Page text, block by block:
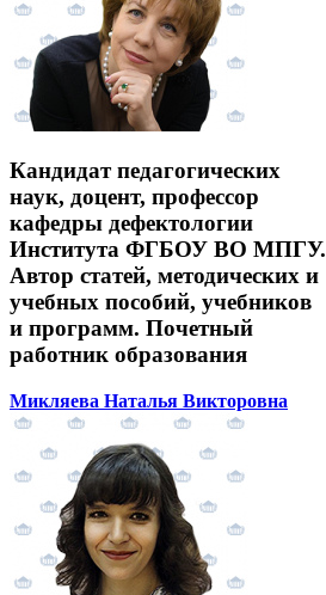
Кандидат педагогических
наук, доцент, профессор
кафедры дефектологии
Института ФГБОУ ВО МПГУ.
Автор статей, методических и
учебных пособий, учебников
и программ. Почетный
работник образования
Микляева Наталья Викторовна